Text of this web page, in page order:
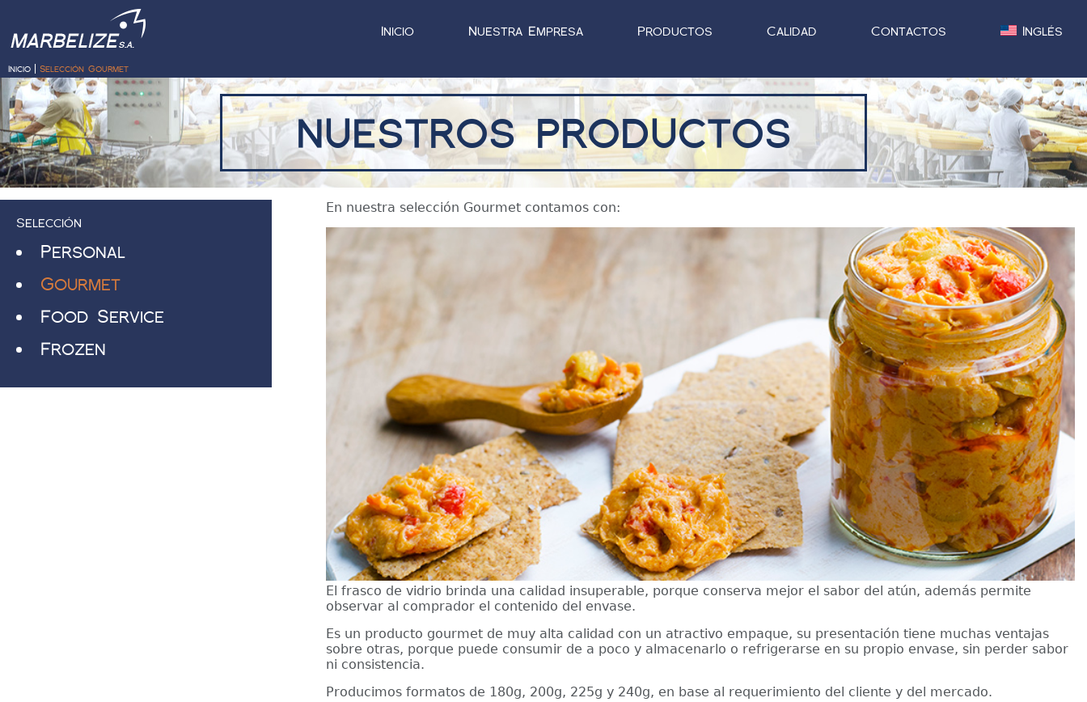
Inicio Nuestra Empresa Productos Calidad Contactos Inglés
Inicio Selección Gourmet
nuestros productos
Selección
Personal
Gourmet
Food Service
Frozen
En nuestra selección Gourmet contamos con:
El frasco de vidrio brinda una calidad insuperable, porque conserva mejor el sabor del atún, además permite
observar al comprador el contenido del envase.
Es un producto gourmet de muy alta calidad con un atractivo empaque, su presentación tiene muchas ventajas
sobre otras, porque puede consumir de a poco y almacenarlo o refrigerarse en su propio envase, sin perder sabor
ni consistencia.
Producimos formatos de 180g, 200g, 225g y 240g, en base al requerimiento del cliente y del mercado.